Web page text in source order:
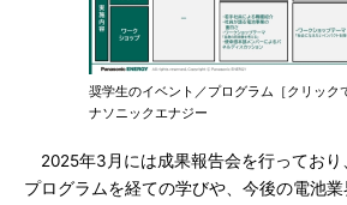
奨学生のイベント／プログラム［クリック
ナソニックエナジー
2025年3月には成果報告会を行っており
プログラムを経ての学びや、今後の電池